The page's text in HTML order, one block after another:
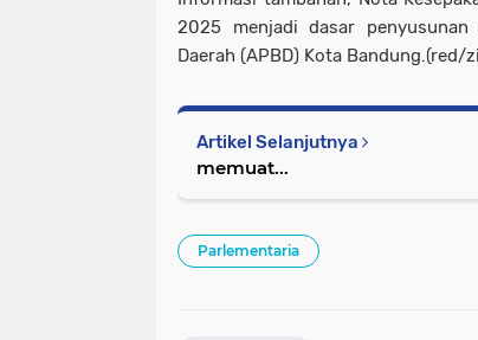
2025 menjadi dasar
Daerah (APBD) Kota Bandung.(red/
Artikel Selanjutnya
memuat...
Parlementaria